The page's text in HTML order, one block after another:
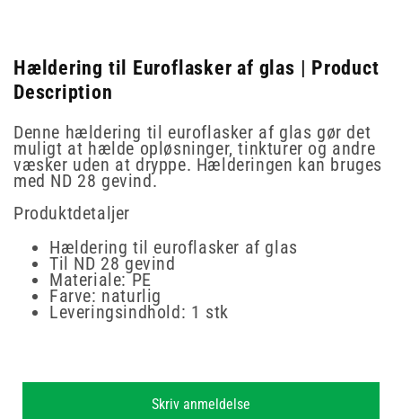
Hældering til Euroflasker af glas | Product
Description
Denne hældering til euroflasker af glas gør det
muligt at hælde opløsninger, tinkturer og andre
væsker uden at dryppe. Hælderingen kan bruges
med ND 28 gevind.
Produktdetaljer
Hældering til euroflasker af glas
Til ND 28 gevind
Materiale: PE
Farve: naturlig
Leveringsindhold: 1 stk
Skriv anmeldelse